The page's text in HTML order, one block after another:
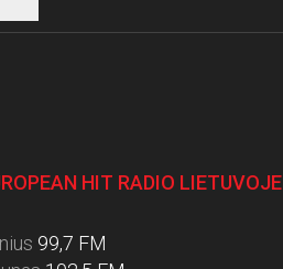
HIT RADIO LIETUVOJE
99,7 FM